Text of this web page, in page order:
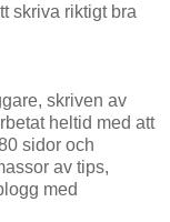
skriva riktigt bra
skriven av
heltid med att
sidor och
av tips,
med